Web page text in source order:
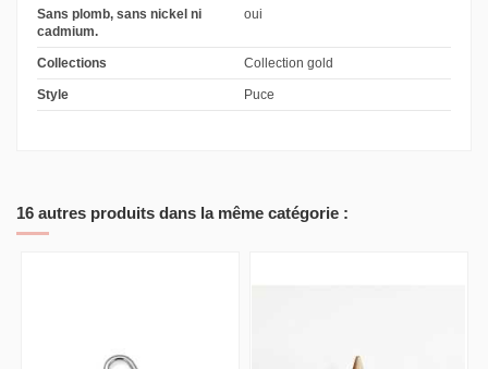
Sans plomb, sans nickel ni
cadmium.
oui
Collections Collection gold
Style Puce
16 autres produits dans la même catégorie :